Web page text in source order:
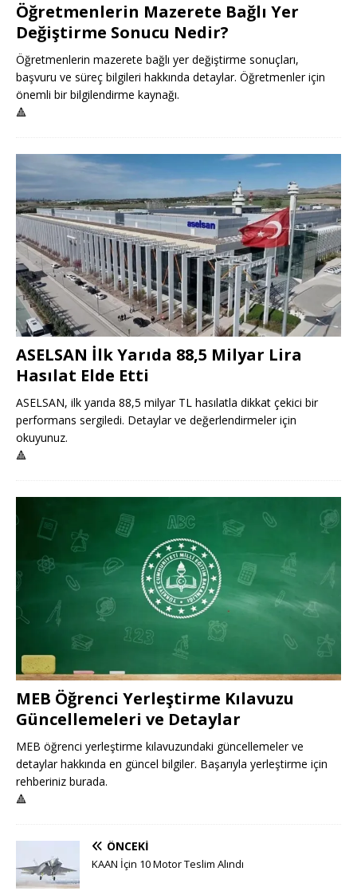
Öğretmenlerin Mazerete Bağlı Yer
Değiştirme Sonucu Nedir?
Öğretmenlerin mazerete bağlı yer değiştirme sonuçları,
başvuru ve süreç bilgileri hakkında detaylar. Öğretmenler için
önemli bir bilgilendirme kaynağı.
🔺
ASELSAN İlk Yarıda 88,5 Milyar Lira
Hasılat Elde Etti
ASELSAN, ilk yarıda 88,5 milyar TL hasılatla dikkat çekici bir
performans sergiledi. Detaylar ve değerlendirmeler için
okuyunuz.
🔺
MEB Öğrenci Yerleştirme Kılavuzu
Güncellemeleri ve Detaylar
MEB öğrenci yerleştirme kılavuzundaki güncellemeler ve
detaylar hakkında en güncel bilgiler. Başarıyla yerleştirme için
rehberiniz burada.
🔺
ÖNCEKI
KAAN İçin 10 Motor Teslim Alındı